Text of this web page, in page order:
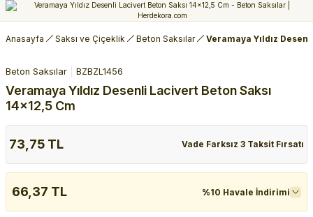
Anasayfa Saksı ve Çiçeklik Beton Saksılar Veramaya Yıldız
Beton Saksılar BZBZL1456
Veramaya Yıldız Desenli Lacivert Beton Saksı
14x12,5 Cm
73,75 TL Vade Farksız 3 Taksit Fırsatı
66,37 TL %10 Havale İndirimi